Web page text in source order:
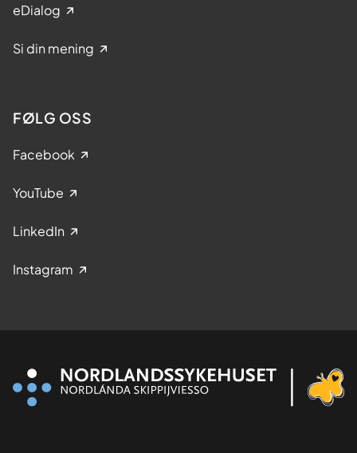
eDialog
Si din mening
FØLG OSS
Facebook
YouTube
LinkedIn
Instagram